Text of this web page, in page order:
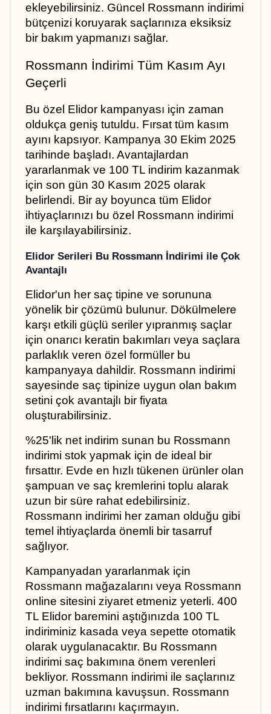
ekleyebilirsiniz. Güncel Rossmann indirimi
bütçenizi koruyarak saçlarınıza eksiksiz
bir bakım yapmanızı sağlar.
Rossmann İndirimi Tüm Kasım Ayı
Geçerli
Bu özel Elidor kampanyası için zaman
oldukça geniş tutuldu. Fırsat tüm kasım
ayını kapsıyor. Kampanya 30 Ekim 2025
tarihinde başladı. Avantajlardan
yararlanmak ve 100 TL indirim kazanmak
için son gün 30 Kasım 2025 olarak
belirlendi. Bir ay boyunca tüm Elidor
ihtiyaçlarınızı bu özel Rossmann indirimi
ile karşılayabilirsiniz.
Elidor Serileri Bu Rossmann İndirimi ile Çok
Avantajlı
Elidor'un her saç tipine ve sorununa
yönelik bir çözümü bulunur. Dökülmelere
karşı etkili güçlü seriler yıpranmış saçlar
için onarıcı keratin bakımları veya saçlara
parlaklık veren özel formüller bu
kampanyaya dahildir. Rossmann indirimi
sayesinde saç tipinize uygun olan bakım
setini çok avantajlı bir fiyata
oluşturabilirsiniz.
%25'lik net indirim sunan bu Rossmann
indirimi stok yapmak için de ideal bir
fırsattır. Evde en hızlı tükenen ürünler olan
şampuan ve saç kremlerini toplu alarak
uzun bir süre rahat edebilirsiniz.
Rossmann indirimi her zaman olduğu gibi
temel ihtiyaçlarda önemli bir tasarruf
sağlıyor.
Kampanyadan yararlanmak için
Rossmann mağazalarını veya Rossmann
online sitesini ziyaret etmeniz yeterli. 400
TL Elidor baremini aştığınızda 100 TL
indiriminiz kasada veya sepette otomatik
olarak uygulanacaktır. Bu Rossmann
indirimi saç bakımına önem verenleri
bekliyor. Rossmann indirimi ile saçlarınız
uzman bakımına kavuşsun. Rossmann
indirimi fırsatlarını kaçırmayın.